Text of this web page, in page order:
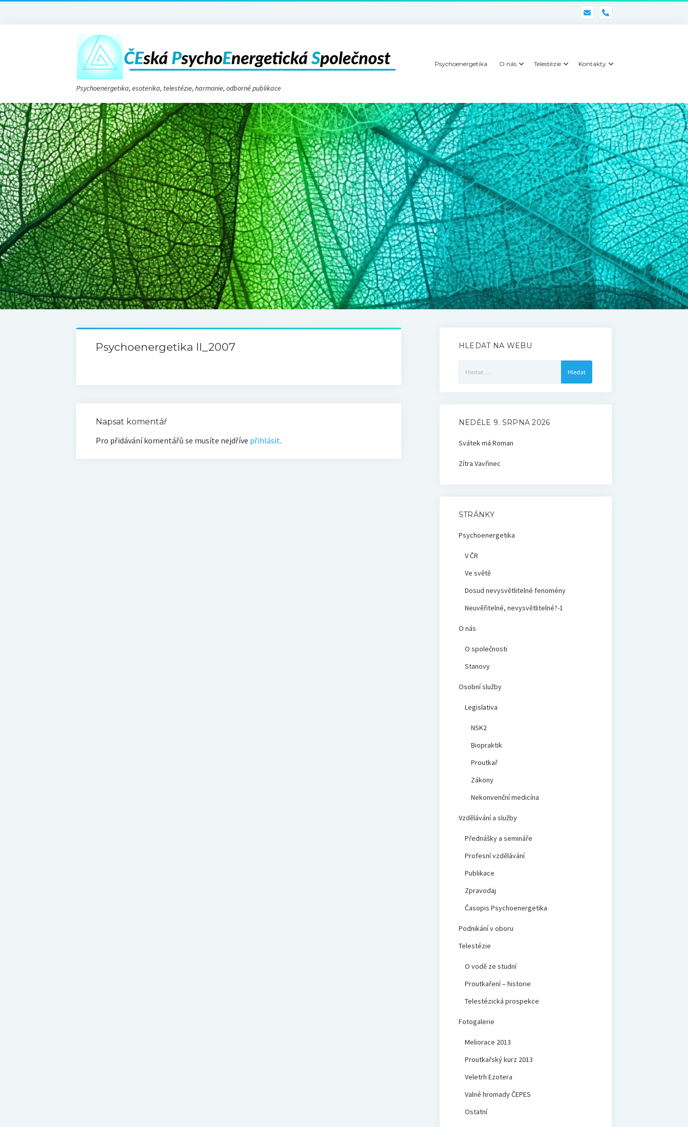
phone
Psychoenergetika, esoterika, telestézie, harmonie, odborné publikace
Psychoenergetika O nás Telestézie Kontakty
Psychoenergetika II_2007
Napsat komentář
Pro přidávání komentářů se musíte nejdříve přihlásit.
HLEDAT NA WEBU
NEDĚLE 9. SRPNA 2026
Svátek má Roman
Zítra Vavřinec
STRÁNKY
Psychoenergetika
V ČR
Ve světě
Dosud nevysvětlitelné fenomény
Neuvěřitelné, nevysvětlitelné?-1
O nás
O společnosti
Stanovy
Osobní služby
Legislativa
NSK2
Biopraktik
Proutkař
Zákony
Nekonvenční medicína
Vzdělávání a služby
Přednášky a semináře
Profesní vzdělávání
Publikace
Zpravodaj
Časopis Psychoenergetika
Podnikání v oboru
Telestézie
O vodě ze studní
Proutkaření – historie
Telestézická prospekce
Fotogalerie
Meliorace 2013
Proutkařský kurz 2013
Veletrh Ezotera
Valné hromady ČEPES
Ostatní